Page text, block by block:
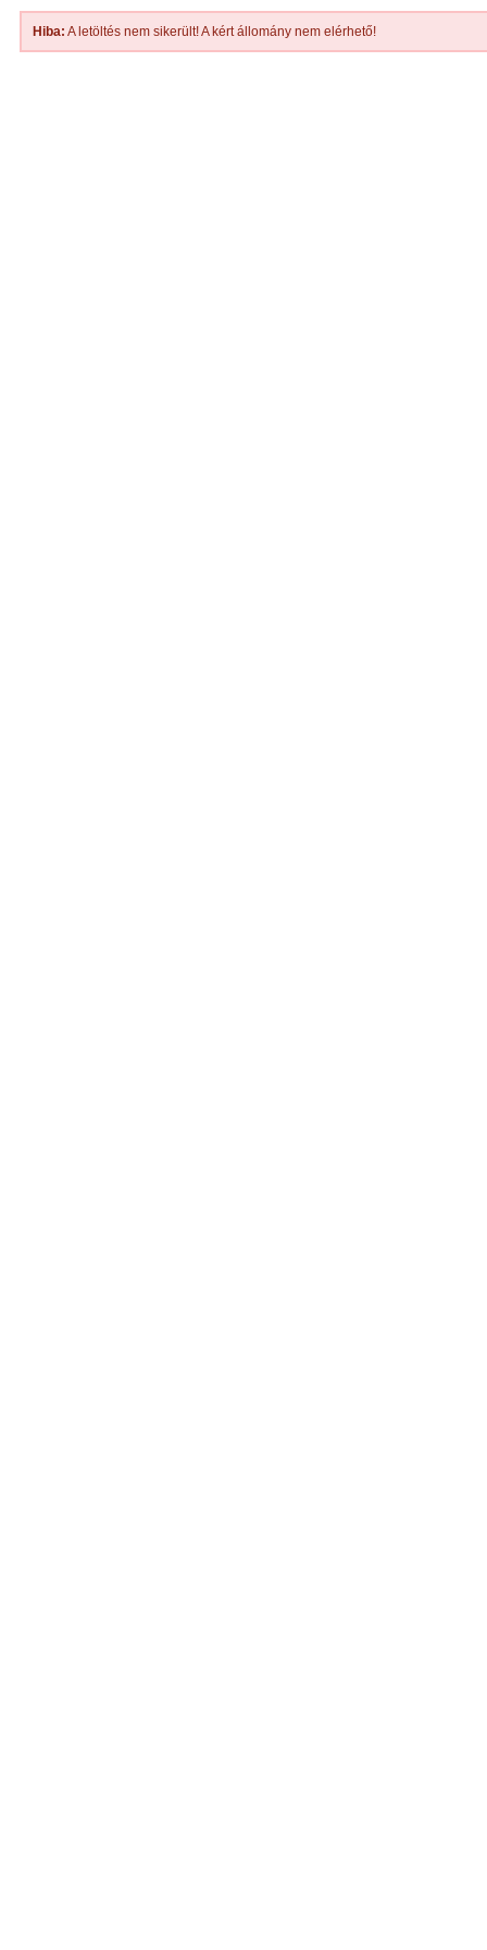
Hiba: A letöltés nem sikerült! A kért állomány nem elérhető!